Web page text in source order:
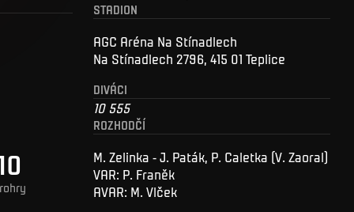
STADION
AGC Aréna Na Stínadlech
Na Stínadlech 2796, 415 01 Teplice
DIVÁCI
10 555
ROZHODČÍ
M. Zelinka - J. Paták, P. Caletka (V. Zaoral)
VAR: P. Franěk
AVAR: M. Vlček